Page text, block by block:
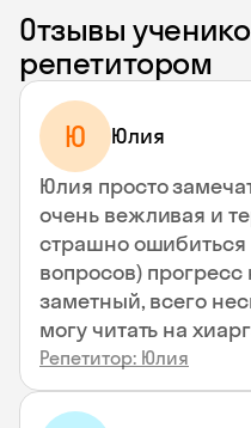
Отзывы
репетитором
Ю Юлия
Юлия просто
очень вежливая и
страшно ошибиться
вопросов) прогресс
заметный, всего
могу читать на
Репетитор: Юлия